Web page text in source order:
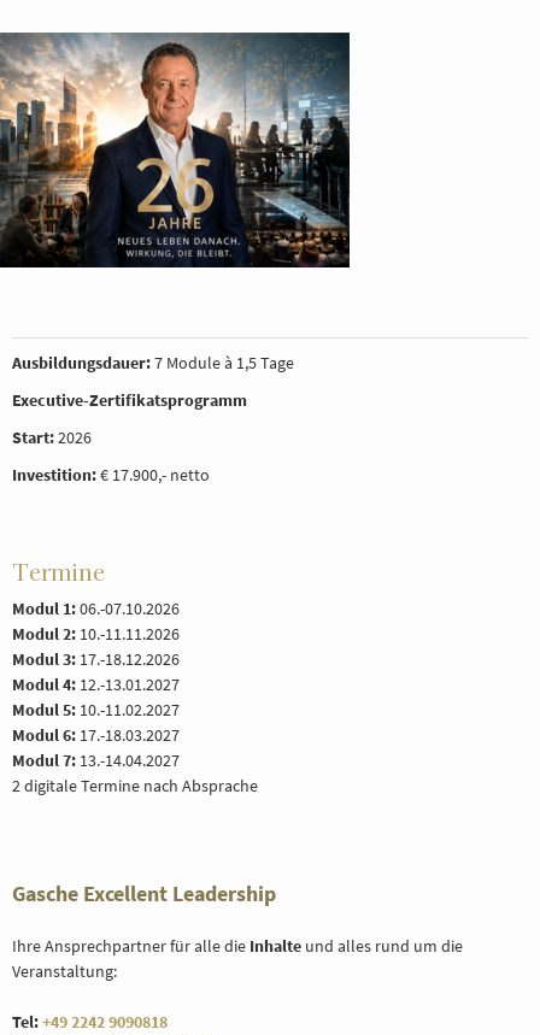
Ausbildungsdauer:7 Module à 1,5 Tage
Executive-Zertifikatsprogramm
Start:2026
Investition:€ 17.900,- netto
Termine
Modul 1:06.-07.10.2026
Modul 2: 10.-11.11.2026
Modul 3: 17.-18.12.2026
Modul 4: 12.-13.01.2027
Modul 5: 10.-11.02.2027
Modul 6: 17.-18.03.2027
Modul 7: 13.-14.04.2027
2 digitale Termine nach Absprache
Gasche Excellent Leadership
Ihre Ansprechpartner für alle die Inhalte und alles rund um die
Veranstaltung:
Tel:+49 2242 9090818